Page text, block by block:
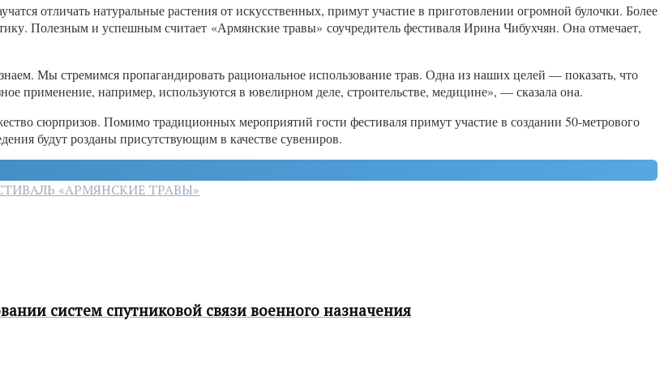
отличать натуральные растения от искусственных, примут участие в приготовлении огромной булочки. Более
Полезным и успешным считает «Армянские травы» соучредитель фестиваля Ирина Чибухчян. Она отмечает,
Мы стремимся пропагандировать рациональное использование трав. Одна из наших целей — показать, что
применение, например, используются в ювелирном деле, строительстве, медицине», — сказала она.
сюрпризов. Помимо традиционных мероприятий гости фестиваля примут участие в создании 50-метрового
будут розданы присутствующим в качестве сувениров.
«АРМЯНСКИЕ ТРАВЫ»
систем спутниковой связи военного назначения